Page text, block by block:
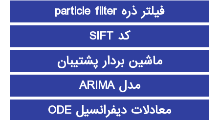
فیلتر ذره particle filter
کد SIFT
ماشین بردار پشتیبان
مدل ARIMA
معادلات دیفرانسیل ODE